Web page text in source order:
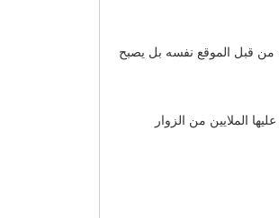
من قبل الموقع نفسه بل يصبح
الملايين من الزوار